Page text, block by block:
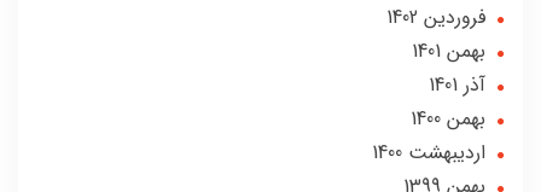
فروردین 1402
بهمن 1401
آذر 1401
بهمن 1400
ارديبهشت 1400